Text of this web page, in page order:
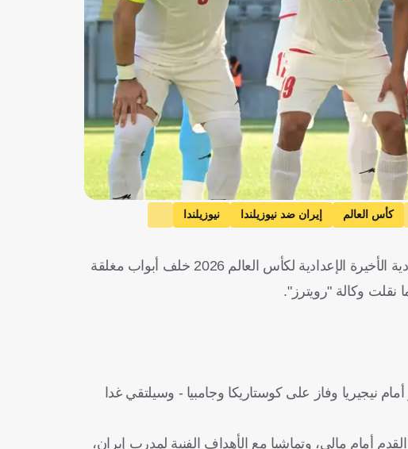
كأس العالم إيران ضد نيوزيلندا
نيوزيلندا
الولايات المتحدة نيوزيلندا مصر
المكسيكأعلن الاتحاد الإيراني لكرة القدم، اليوم الأربعاء، أن المنتخب الوطني سيخوض مباراته الودية الأخيرة الإعدادية لكأس العالم 2026 خلف أبواب مغلقة ​
وكالة "رويترز".
خسر أمام نيجيريا وفاز على ⁠كوستاريكا وجامبيا - وسيلتقي غدا
أمام مالي، وتماشيا ​مع الأهداف الفنية لمدرب إيران،